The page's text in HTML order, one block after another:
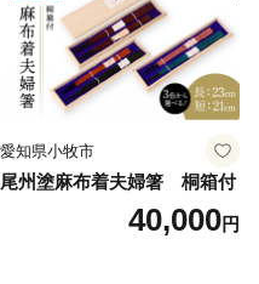
愛知県小牧市
尾州塗麻布着夫婦箸 桐箱付
40,000円